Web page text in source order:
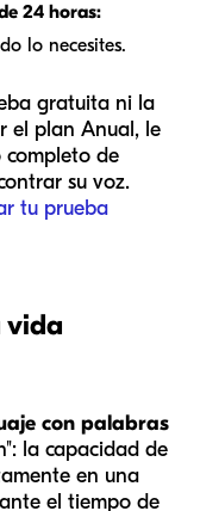
24 horas:
lo necesites.
gratuita ni la
el plan Anual, le
de
su voz.
tu prueba
vida
con palabras
la capacidad de
en una
el tiempo de